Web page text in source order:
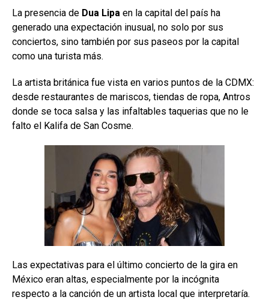
La presencia de Dua Lipa en la capital del país ha
generado una expectación inusual, no solo por sus
conciertos, sino también por sus paseos por la capital
como una turista más.
La artista británica fue vista en varios puntos de la CDMX:
desde restaurantes de mariscos, tiendas de ropa, Antros
donde se toca salsa y las infaltables taquerias que no le
falto el Kalifa de San Cosme.
Las expectativas para el último concierto de la gira en
México eran altas, especialmente por la incógnita
respecto a la canción de un artista local que interpretaría.